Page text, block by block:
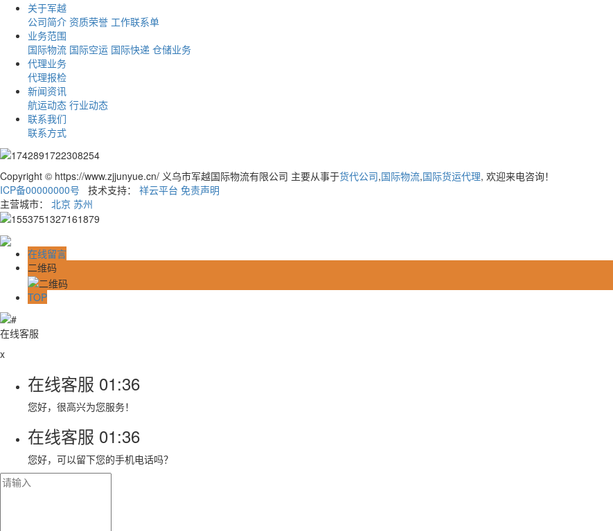
关于军越
公司简介 资质荣誉 工作联系单
业务范围
国际物流 国际空运 国际快递 仓储业务
代理业务
代理报检
新闻资讯
航运动态 行业动态
联系我们
联系方式
Copyright © https://www.zjjunyue.cn/ 义乌市军越国际物流有限公司 主要从事于货代公司,国际物流,国际货运代理, 欢迎来电咨询！
ICP备00000000号
技术支持： 祥云平台 免责声明
主营城市： 北京 苏州
在线留言
二维码
TOP
在线客服
x
在线客服 01:36
您好，很高兴为您服务！
在线客服 01:36
您好，可以留下您的手机电话吗？